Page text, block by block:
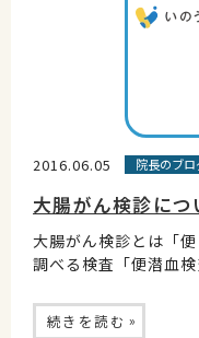
2016.06.05 院長のブロ
大腸がん検診につ
大腸がん検診とは「
調べる検査「便潜血
続きを読む »